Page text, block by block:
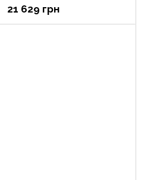
21 629 грн